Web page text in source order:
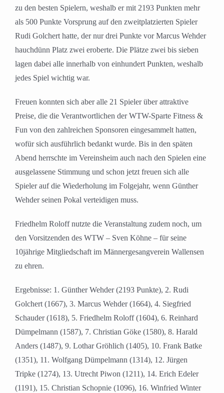
zu den besten Spielern, weshalb er mit 2193 Punkten mehr
als 500 Punkte Vorsprung auf den zweitplatzierten Spieler
Rudi Golchert hatte, der nur drei Punkte vor Marcus Wehder
hauchdünn Platz zwei eroberte. Die Plätze zwei bis sieben
lagen dabei alle innerhalb von einhundert Punkten, weshalb
jedes Spiel wichtig war.
Freuen konnten sich aber alle 21 Spieler über attraktive
Preise, die die Verantwortlichen der WTW-Sparte Fitness &
Fun von den zahlreichen Sponsoren eingesammelt hatten,
wofür sich ausführlich bedankt wurde. Bis in den späten
Abend herrschte im Vereinsheim auch nach den Spielen eine
ausgelassene Stimmung und schon jetzt freuen sich alle
Spieler auf die Wiederholung im Folgejahr, wenn Günther
Wehder seinen Pokal verteidigen muss.
Friedhelm Roloff nutzte die Veranstaltung zudem noch, um
den Vorsitzenden des WTW – Sven Köhne – für seine
10jährige Mitgliedschaft im Männergesangverein Wallensen
zu ehren.
Ergebnisse: 1. Günther Wehder (2193 Punkte), 2. Rudi
Golchert (1667), 3. Marcus Wehder (1664), 4. Siegfried
Schauder (1618), 5. Friedhelm Roloff (1604), 6. Reinhard
Dümpelmann (1587), 7. Christian Göke (1580), 8. Harald
Anders (1487), 9. Lothar Gröhlich (1405), 10. Frank Batke
(1351), 11. Wolfgang Dümpelmann (1314), 12. Jürgen
Tripke (1274), 13. Utrecht Piwon (1211), 14. Erich Edeler
(1191), 15. Christian Schopnie (1096), 16. Winfried Winter